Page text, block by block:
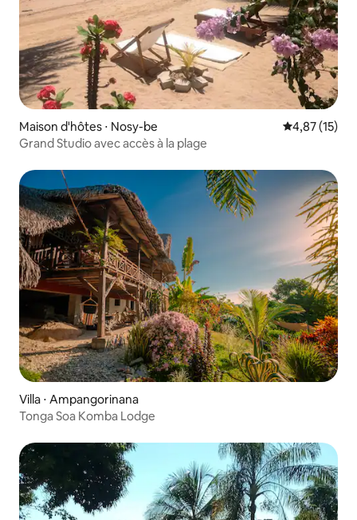
Maison d'hôtes ⋅ Nosy-be Évaluation
4,87 (15)
Grand Studio avec accès à la plage
Villa ⋅ Ampangorinana
Tonga Soa Komba Lodge